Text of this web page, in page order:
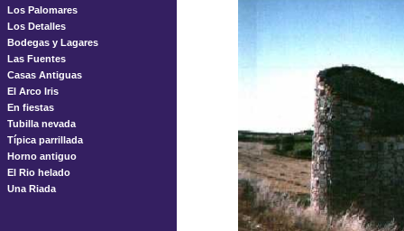
Los Palomares
Los Detalles
Bodegas y Lagares
Las Fuentes
Casas Antiguas
El Arco Iris
En fiestas
Tubilla nevada
Típica parrillada
Horno antiguo
El Rio helado
Una Riada